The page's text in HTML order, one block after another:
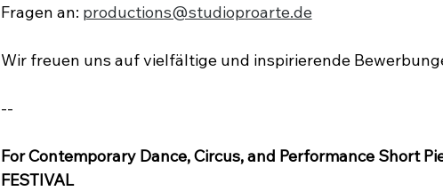
Fragen an: productions@studioproarte.de
Wir freuen uns auf vielfältige und inspirierende
--
For Contemporary Dance, Circus, and Performance Short
FESTIVAL